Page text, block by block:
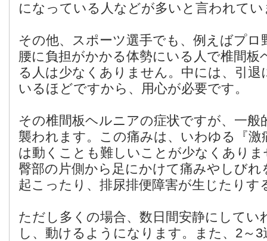
になっている人などが多いと言われてい
その他、スポーツ選手でも、例えばプロ
腰に負担がかかる体勢にいる人で椎間
る人は少なくありません。中には、引
いるほどですから、用心が必要です。
その椎間板ヘルニアの症状ですが、一般
襲われます。この痛みは、いわゆる『
は動くことも難しいことが少なくあり
臀部の片側から足にかけて痛みやしびれ
起こったり、排尿排便障害が生じたりす
ただし多くの場合、数日間安静にしてい
し、動けるようになります。また、2～